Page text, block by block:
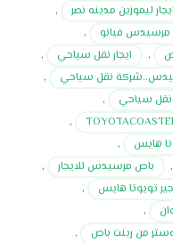
ايجار ليموزين مدينه نصر
,
مرسيدس فيانو
,
, ايجار نقل سياحي
,
نقل سياحي
,
سياحي
,
,
هايس
,
, باص مرسيدس للايجار
,
تويوتا هايس
,
,
من رينت باص
,